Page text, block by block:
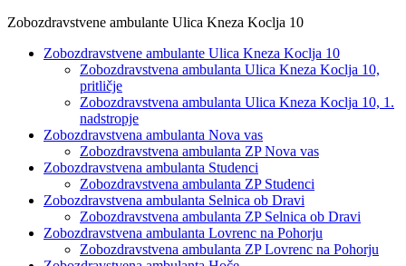
Zobozdravstvene ambulante Ulica Kneza Koclja 10
Zobozdravstvene ambulante Ulica Kneza Koclja 10
Zobozdravstvena ambulanta Ulica Kneza Koclja 10,
pritličje
Zobozdravstvena ambulanta Ulica Kneza Koclja 10, 1.
nadstropje
Zobozdravstvena ambulanta Nova vas
Zobozdravstvena ambulanta ZP Nova vas
Zobozdravstvena ambulanta Studenci
Zobozdravstvena ambulanta ZP Studenci
Zobozdravstvena ambulanta Selnica ob Dravi
Zobozdravstvena ambulanta ZP Selnica ob Dravi
Zobozdravstvena ambulanta Lovrenc na Pohorju
Zobozdravstvena ambulanta ZP Lovrenc na Pohorju